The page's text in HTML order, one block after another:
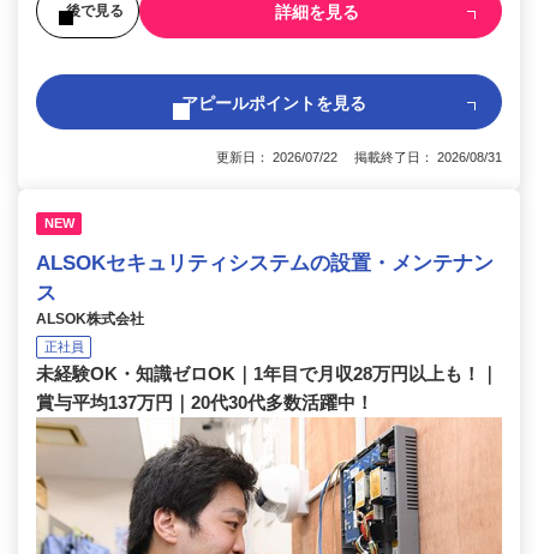
後で見る 詳細を見る
アピールポイントを見る
更新日： 2026/07/22 掲載終了日： 2026/08/31
NEW
ALSOKセキュリティシステムの設置・メンテナン
ス
ALSOK株式会社
正社員
未経験OK・知識ゼロOK｜1年目で月収28万円以上も！｜
賞与平均137万円｜20代30代多数活躍中！